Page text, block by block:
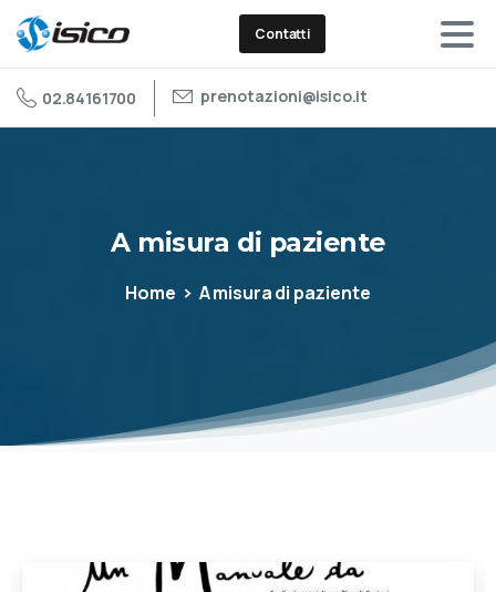
Contatti
02.84161700 prenotazioni@isico.it
A misura di paziente
Home A misura di paziente